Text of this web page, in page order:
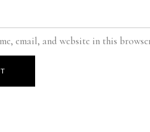
email, and website in this